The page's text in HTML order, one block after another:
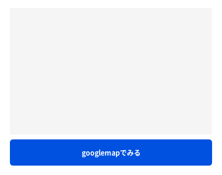
・地下水系っぽい柔らかさ💧
・17〜20℃くらいの体感
トにしましたが、常に滝汗。スチームサウナが故障中なの
がちょっと残念でしたが、満足満足で温泉カフェへ。
的な内湯から寝湯へ。背中と足裏にジェットが当たるので
すが、優しくてちょうど良いのです。隣の打たせ湯も堪能
しました。
googlemapでみる